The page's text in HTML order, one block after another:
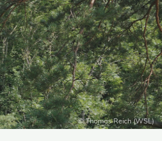
© Thomas Reich (WSL)